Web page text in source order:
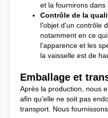
et la fournirons dans
Contrôle de la
l'objet d'un contrôle
notamment en ce
l'apparence et les
la vaisselle est de
Emballage et
Après la production, nous
afin qu'elle ne soit pas
transport. Nous